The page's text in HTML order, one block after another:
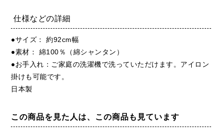
仕様などの詳細
●サイズ： 約92cm幅
●素材： 綿100％（綿シャンタン）
●お手入れ：ご家庭の洗濯機で洗っていただけます。アイロン
掛けも可能です。
日本製
この商品を見た人は、この商品も見ています